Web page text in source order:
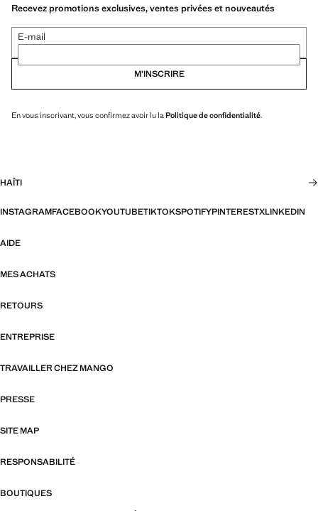
Recevez promotions exclusives, ventes privées et nouveautés
E-mail
M’INSCRIRE
En vous inscrivant, vous confirmez avoir lu la Politique de confidentialité.
HAÏTI
INSTAGRAMFACEBOOKYOUTUBETIKTOKSPOTIFYPINTERESTXLINKEDIN
AIDE
MES ACHATS
RETOURS
ENTREPRISE
TRAVAILLER CHEZ MANGO
PRESSE
SITE MAP
RESPONSABILITÉ
BOUTIQUES